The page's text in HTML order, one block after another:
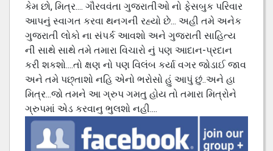
કેમ છો, મિત્ર.... ગૌરવવંતા ગુજરાતીઓ નો ફેસબુક પરિવાર
આપનું સ્વાગત કરવા થનગની રહ્યો છે... અહી તમે અનેક
ગુજરાતી લોકો ના સંપર્ક આવશો અને ગુજરાતી સાહિત્ય
ની સાથે સાથે તમે તમારા વિચારો નું પણ આદાન-પ્રદાન
કરી શકશો....તો ક્ષણ નો પણ વિલંબ કર્યા વગર જોડાઈ જાવ
અને તમે પછ્તાશો નહિ એનો ભરોસો હું આપું છું..અને હા
મિત્ર...જો તમને આ ગ્રુપ ગમતુ હોય તો તમારા મિત્રોને
ગ્રુપમાં એડ કરવાનુ ભુલશો નહી....